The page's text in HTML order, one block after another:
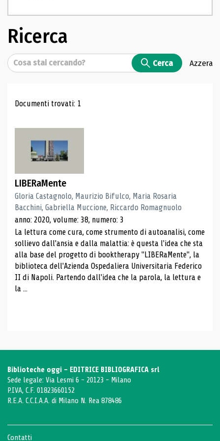
Ricerca
Cerca Cerca Azzera
Risultati di ricerca
Documenti trovati: 1
LIBERaMente
Gloria Castagnolo, Maurizio Bifulco, Maria Rosaria
Bacchini, Gabriella Muccione, Riccardo Romagnuolo
anno: 2020, volume: 38, numero: 3
La lettura come cura, come strumento di autoanalisi, come
sollievo dall'ansia e dalla malattia: è questa l'idea che sta
alla base del progetto di booktherapy "LIBERaMente", la
biblioteca dell'Azienda Ospedaliera Universitaria Federico
II di Napoli. Partendo dall'idea che la parola, la lettura e
la ...
Biblioteche oggi - EDITRICE BIBLIOGRAFICA srl
Sede legale: Via Lesmi 6 - 20123 - Milano
P.IVA, C.F. 01823660152
R.E.A. C.C.I.A.A. di Milano N. Rea 878486
Contatti